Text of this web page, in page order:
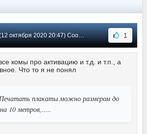
октября 2020 20:47) Сообщение #104 1
комы про активацию и т.д. и т.п., а
Что то я не понял
плакаты можно размером до
10 метров,.....